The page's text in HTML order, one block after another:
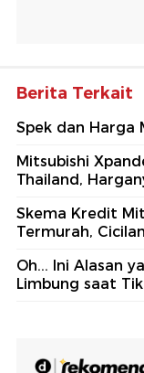
Berita Terkait
Spek dan Harga
Mitsubishi
Thailand,
Skema Kredit
Termurah,
Oh... Ini Alasan
Limbung saat